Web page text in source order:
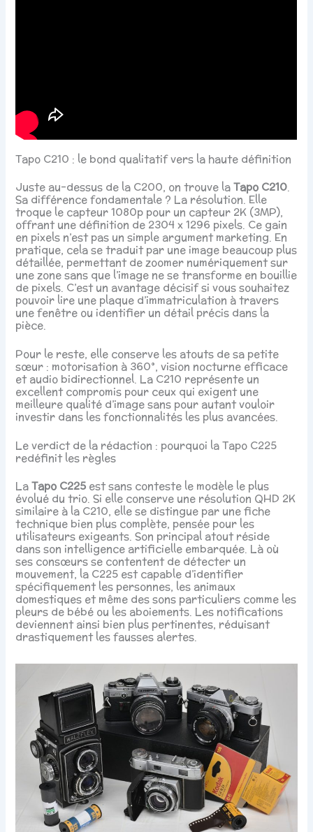
Tapo C210 : le bond qualitatif vers la haute définition
Juste au-dessus de la C200, on trouve laTapo C210.
Sa différence fondamentale ? La résolution. Elle
troque le capteur 1080p pour un capteur 2K (3MP),
offrant une définition de 2304 x 1296 pixels. Ce gain
en pixels n’est pas un simple argument marketing. En
pratique, cela se traduit par une image beaucoup plus
détaillée, permettant de zoomer numériquement sur
une zone sans que l’image ne se transforme en bouillie
de pixels. C’est un avantage décisif si vous souhaitez
pouvoir lire une plaque d’immatriculation à travers
une fenêtre ou identifier un détail précis dans la
pièce.
Pour le reste, elle conserve les atouts de sa petite
sœur : motorisation à 360°, vision nocturne efficace
et audio bidirectionnel. La C210 représente un
excellent compromis pour ceux qui exigent une
meilleure qualité d’image sans pour autant vouloir
investir dans les fonctionnalités les plus avancées.
Le verdict de la rédaction : pourquoi la Tapo C225
redéfinit les règles
LaTapo C225 est sans conteste le modèle le plus
évolué du trio. Si elle conserve une résolution QHD 2K
similaire à la C210, elle se distingue par une fiche
technique bien plus complète, pensée pour les
utilisateurs exigeants. Son principal atout réside
dans son intelligence artificielle embarquée. Là où
ses consœurs se contentent de détecter un
mouvement, la C225 est capable d’identifier
spécifiquement les personnes, les animaux
domestiques et même des sons particuliers comme les
pleurs de bébé ou les aboiements. Les notifications
deviennent ainsi bien plus pertinentes, réduisant
drastiquement les fausses alertes.